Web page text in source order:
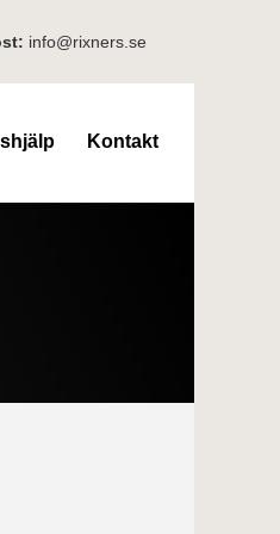
Kontakt
info@rixners.se